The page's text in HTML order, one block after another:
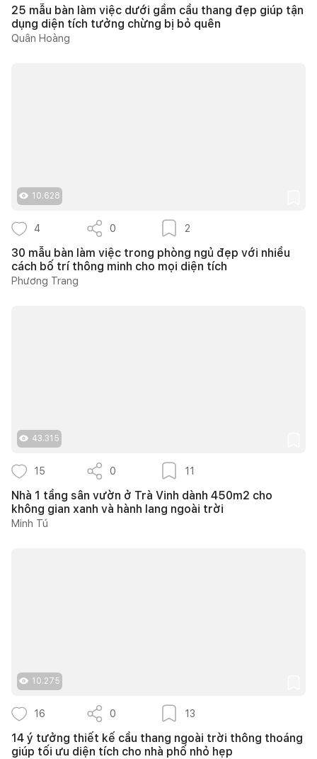
25 mẫu bàn làm việc dưới gầm cầu thang đẹp giúp tận
dụng diện tích tưởng chừng bị bỏ quên
Quân Hoàng
10.628
4 0 2
30 mẫu bàn làm việc trong phòng ngủ đẹp với nhiều
cách bố trí thông minh cho mọi diện tích
Phương Trang
43.315
15 0 11
Nhà 1 tầng sân vườn ở Trà Vinh dành 450m2 cho
không gian xanh và hành lang ngoài trời
Minh Tú
10.275
16 0 13
14 ý tưởng thiết kế cầu thang ngoài trời thông thoáng
giúp tối ưu diện tích cho nhà phố nhỏ hẹp